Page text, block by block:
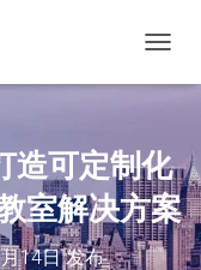
换
造可定制化
室解决方案
14日发布